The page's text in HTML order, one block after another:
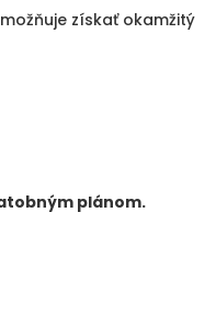
získať okamžitý
plánom.